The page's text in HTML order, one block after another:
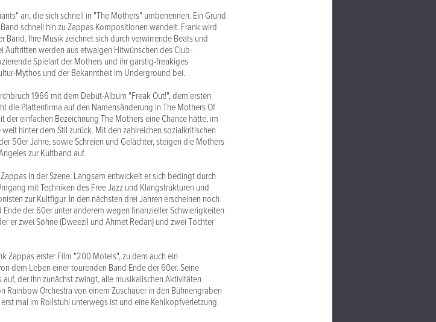
an, die sich schnell in "The Mothers" umbenennen. Ein Grund
schnell hin zu Zappas Kompositionen wandelt. Frank wird
Band. Ihre Musik zeichnet sich durch verwirrende Beats und
Auftritten werden aus etwaigen Hitwünschen des Club-
Spielart der Mothers und ihr garstig-freakiges
Mythos und der Bekanntheit im Underground bei.
1966 mit dem Debüt-Album "Freak Out!", dem ersten
die Plattenfirma auf den Namensänderung in The Mothers Of
einfachen Bezeichnung The Mothers eine Chance hätte, im
hinter dem Stil zurück. Mit den zahlreichen sozialkritischen
50er Jahre, sowie Schreien und Gelächter, steigen die Mothers
zur Kultband auf.
in der Szene. Langsam entwickelt er sich bedingt durch
mit Techniken des Free Jazz und Klangstrukturen und
zur Kultfigur. In den nächsten drei Jahren erscheinen noch
der 60er unter anderem wegen finanzieller Schwierigkeiten
er zwei Söhne (Dweezil und Ahmet Redan) und zwei Töchter
Zappas erster Film "200 Motels", zu dem auch ein
dem Leben einer tourenden Band Ende der 60er. Seine
der ihn zunächst zwingt, alle musikalischen Aktivitäten
Orchestra von einem Zuschauer in den Bühnengraben
mal im Rollstuhl unterwegs ist und eine Kehlkopfverletzung